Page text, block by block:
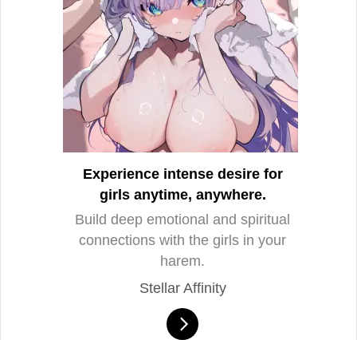
Experience intense desire for
girls anytime, anywhere.
Build deep emotional and spiritual
connections with the girls in your
harem.
Stellar Affinity